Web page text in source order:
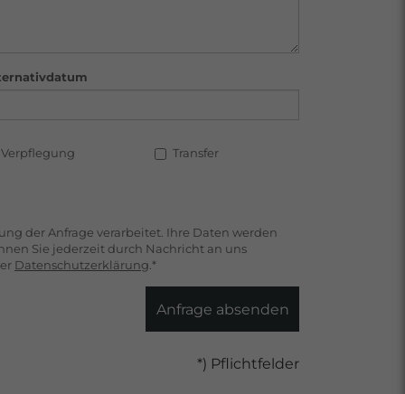
Verpflegung Transfer
der Anfrage verarbeitet. Ihre Daten werden
Sie jederzeit durch Nachricht an uns
Datenschutzerklärung .*
Anfrage absenden
*) Pflichtfelder